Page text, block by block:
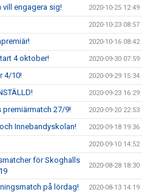
engagera sig! 2020-10-25 12:49
2020-10-23 08:57
2020-10-16 08:42
4 oktober! 2020-09-30 07:59
4/10! 2020-09-29 15:34
2020-09-23 16:29
27/9! 2020-09-20 22:53
Innebandyskolan! 2020-09-18 19:36
2020-09-10 14:52
för Skoghalls
2020-08-28 18:30
på lördag! 2020-08-13 14:19